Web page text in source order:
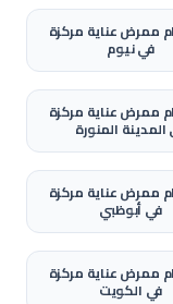
فني تيار خفيف (ELV)
كهربائية
سيارات
ممرض عناية مركزة
فينيوم
ممرض عناية مركزة
المدينة المنورة
ممرض عناية مركزة
فيأبوظبي
ممرض عناية مركزة
في الكويت